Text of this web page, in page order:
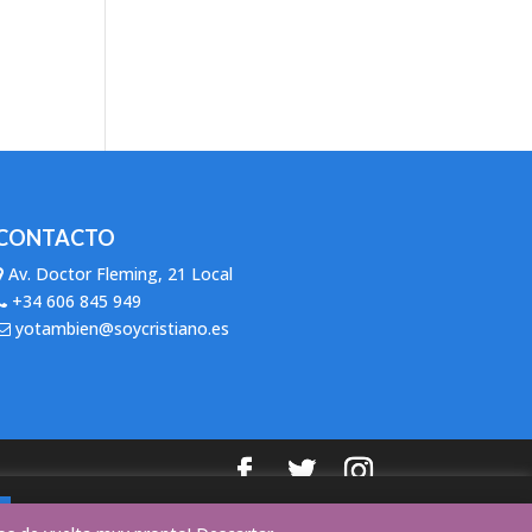
Av. Doctor Fleming, 21 Local
+34 606 845 949
yotambien@soycristiano.es